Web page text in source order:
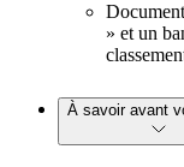
» et un
À savoir avant